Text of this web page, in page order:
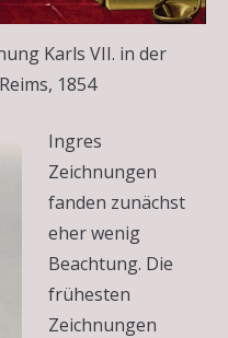
Karls VII. in der
1854
Ingres
Zeichnungen
fanden zunächst
eher wenig
Beachtung. Die
frühesten
Zeichnungen